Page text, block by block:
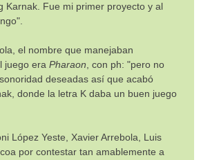
Karnak. Fue mi primer proyecto y al
el nombre que manejaban
juego era Pharaon , con ph: "pero no
deseadas así que acabó
donde la letra K daba un buen juego
López Yeste, Xavier Arrebola, Luis
por contestar tan amablemente a